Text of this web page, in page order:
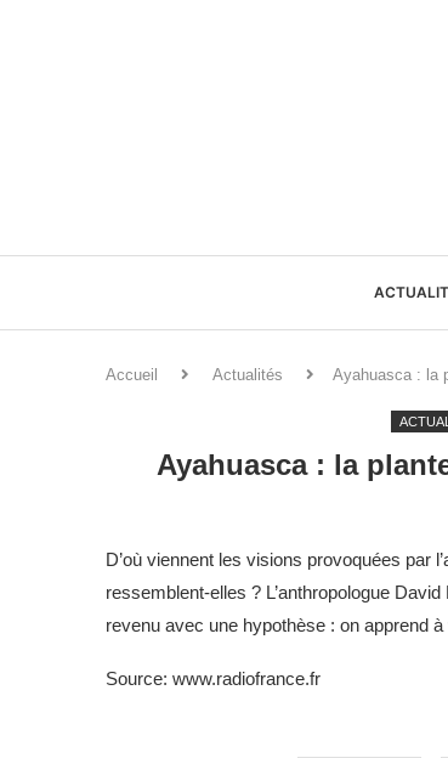
Accueil Actualités Ayahuasca : la
Ayahuasca : la
D’où viennent les visions provoquées par
ressemblent-elles ? L’anthropologue
revenu avec une hypothèse : on apprend à
Source: www.radiofrance.fr